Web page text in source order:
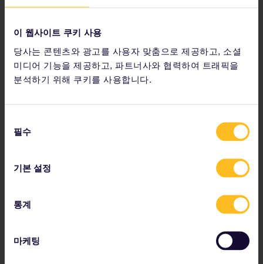
이 웹사이트 쿠키 사용
당사는 콘텐츠와 광고를 사용자 맞춤으로 제공하고, 소셜
미디어 기능을 제공하고, 파트너사와 협력하여 트래픽을
분석하기 위해 쿠키를 사용합니다.
필수
기본 설정
통계
마케팅